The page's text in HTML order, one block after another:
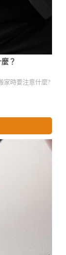
？
家時要注意什麼?